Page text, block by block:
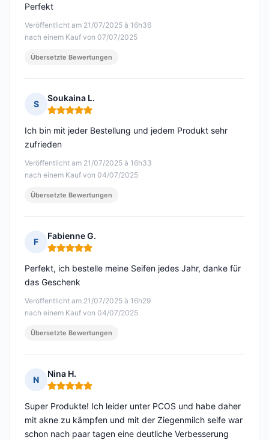
Veröffentlicht am 21/07/2025 à 16h36
nach einem Kauf von 07/07/2025
Perfekt
Übersetzte Bewertungen
S
Soukaina L.
Hinweis: 5 von 5
Veröffentlicht am 21/07/2025 à 16h33
nach einem Kauf von 04/07/2025
Ich bin mit jeder Bestellung und jedem Produkt sehr
zufrieden
Übersetzte Bewertungen
F
Fabienne G.
Hinweis: 5 von 5
Veröffentlicht am 21/07/2025 à 16h29
nach einem Kauf von 04/07/2025
Perfekt, ich bestelle meine Seifen jedes Jahr, danke für
das Geschenk
Übersetzte Bewertungen
N
Nina H.
Hinweis: 5 von 5
Super Produkte! Ich leider unter PCOS und habe daher
mit akne zu kämpfen und mit der Ziegenmilch seife war
schon nach paar tagen eine deutliche Verbesserung